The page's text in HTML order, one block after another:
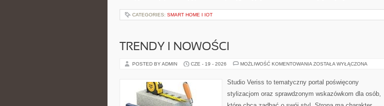
CATEGORIES: SMART HOME I IOT
TRENDY I NOWOŚCI
POSTED BY ADMIN CZE - 19 - 2026 MOŻLIWOŚĆ KOMENTOWANIA TRENDY
ZOSTAŁA WYŁĄCZONA
Studio Veriss to tematyczny portal poświęcony
stylizacjom oraz sprawdzonym wskazówkom dla osób,